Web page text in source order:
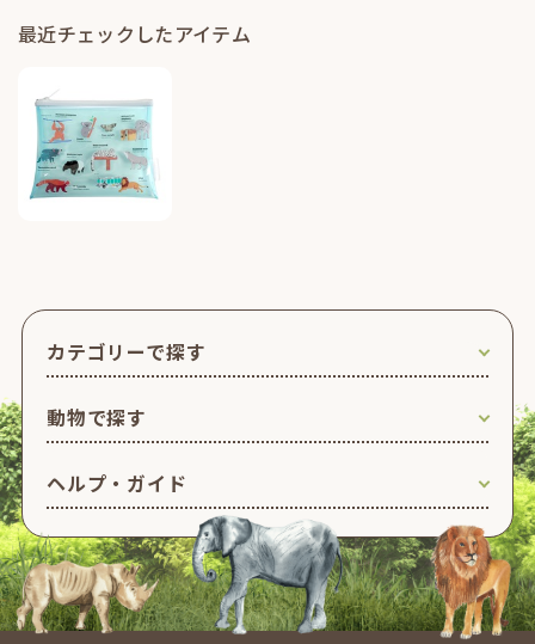
最近チェックしたアイテム
カテゴリーで探す
動物で探す
ヘルプ・ガイド